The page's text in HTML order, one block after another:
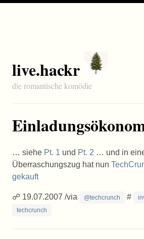
live.hackr
die romantische komödie
… siehe Pt. 1 und Pt. 2 … und in
Überraschungszug hat nun
gekauft
☍ 19.07.2007 /via @techcrunch #
techcrunch